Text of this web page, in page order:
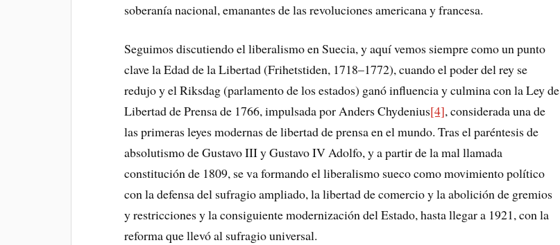
soberanía nacional, emanantes de las revoluciones americana y francesa.
Seguimos discutiendo el liberalismo en Suecia, y aquí vemos siempre como un punto
clave la Edad de la Libertad (Frihetstiden, 1718–1772), cuando el poder del rey se
redujo y el Riksdag (parlamento de los estados) ganó influencia y culmina con la Ley de
Libertad de Prensa de 1766, impulsada por Anders Chydenius[4], considerada una de
las primeras leyes modernas de libertad de prensa en el mundo. Tras el paréntesis de
absolutismo de Gustavo III y Gustavo IV Adolfo, y a partir de la mal llamada
constitución de 1809, se va formando el liberalismo sueco como movimiento político
con la defensa del sufragio ampliado, la libertad de comercio y la abolición de gremios
y restricciones y la consiguiente modernización del Estado, hasta llegar a 1921, con la
reforma que llevó al sufragio universal.